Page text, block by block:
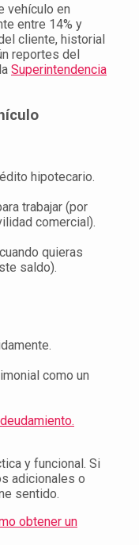
vehículo en
entre 14% y
cliente, historial
reportes del
Superintendencia
hipotecario.
trabajar (por
comercial).
quieras
saldo).
como un
y funcional. Si
adicionales o
sentido.
obtener un